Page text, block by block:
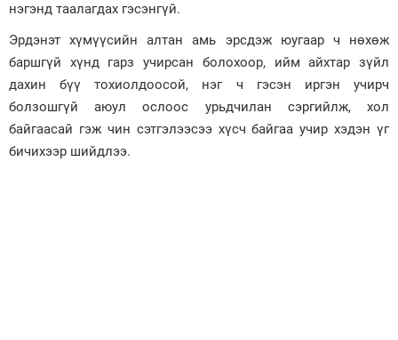
нэгэнд таалагдах гэсэнгүй.
Эрдэнэт хүмүүсийн алтан амь эрсдэж юугаар ч нөхөж
баршгүй хүнд гарз учирсан болохоор, ийм айхтар зүйл
дахин бүү тохиолдоосой, нэг ч гэсэн иргэн учирч
болзошгүй аюул ослоос урьдчилан сэргийлж, хол
байгаасай гэж чин сэтгэлээсээ хүсч байгаа учир хэдэн үг
бичихээр шийдлээ.